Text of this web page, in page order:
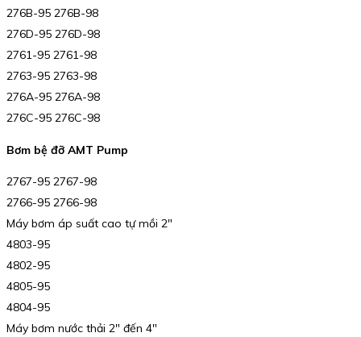
276B-95 276B-98
276D-95 276D-98
2761-95 2761-98
2763-95 2763-98
276A-95 276A-98
276C-95 276C-98
Bơm bệ đỡ AMT Pump
2767-95 2767-98
2766-95 2766-98
Máy bơm áp suất cao tự mồi 2″
4803-95
4802-95
4805-95
4804-95
Máy bơm nước thải 2″ đến 4″